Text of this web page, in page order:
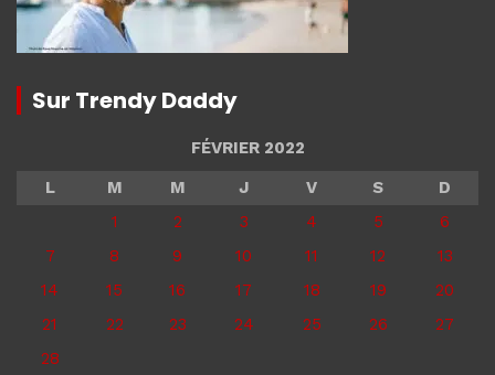
Sur Trendy Daddy
FÉVRIER 2022
L
M M J V S
D
1
2 3 4 5
6
7
8 9 10 11 12
13
14
15 16 17 18 19
20
21
22 23 24 25 26
27
28